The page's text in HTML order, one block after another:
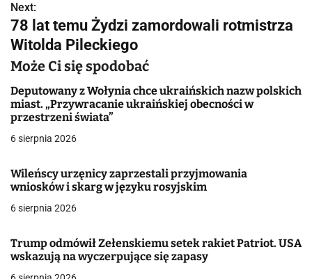
i
g
a
c
j
a
w
p
s
Next:
78 lat temu Żydzi zamordowali rotmistrza
Witolda Pileckiego
Może Ci się spodobać
Deputowany z Wołynia chce ukraińskich nazw polskich
miast. „Przywracanie ukraińskiej obecności w
przestrzeni świata”
6 sierpnia 2026
Wileńscy urzęnicy zaprzestali przyjmowania
wniosków i skarg w języku rosyjskim
6 sierpnia 2026
Trump odmówił Zełenskiemu setek rakiet Patriot. USA
wskazują na wyczerpujące się zapasy